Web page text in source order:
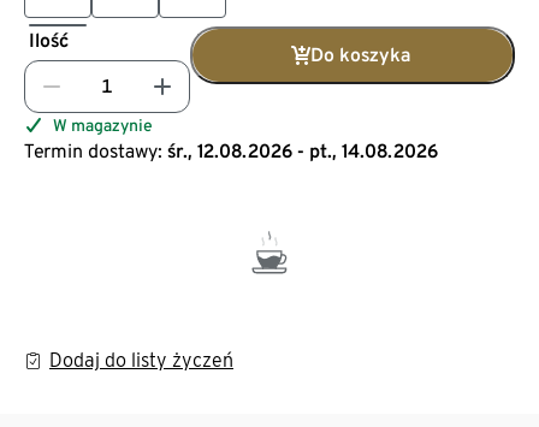
Ilość
Do koszyka
W magazynie
Termin dostawy: śr., 12.08.2026 - pt., 14.08.2026
Dodaj do listy życzeń